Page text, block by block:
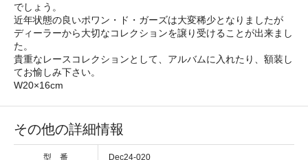
でしょう。
近年状態の良いポワン・ド・ガーズは大変稀少となりましたが
ディーラーから大切なコレクションを譲り受けることが出来まし
た。
貴重なレースコレクションとして、アルバムに入れたり、額装し
てお愉しみ下さい。
W20×16cm
その他の詳細情報
型 番 Dec24-020